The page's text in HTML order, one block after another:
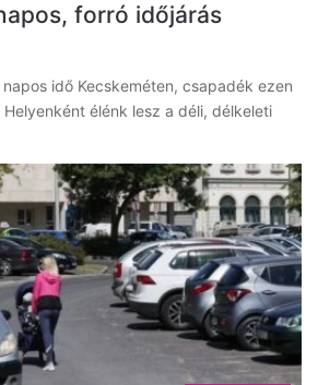
forró időjárás
idő Kecskeméten, csapadék ezen
élénk lesz a déli, délkeleti